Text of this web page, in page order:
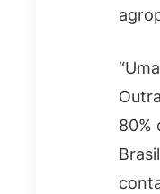
80%